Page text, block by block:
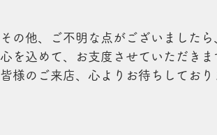
その他、ご不明な点がございました
心を込めて、お支度させていただきま
皆様のご来店、心よりお待ちしており